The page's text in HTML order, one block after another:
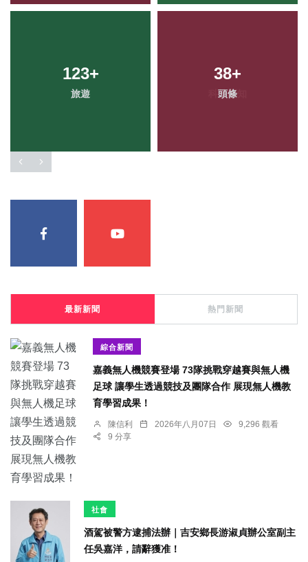
123+
旅遊
38+
頭條
最新新聞 熱門新聞
綜合新聞
嘉義無人機競賽登場 73隊挑戰穿越賽與無人機
足球 讓學生透過競技及團隊合作 展現無人機教
育學習成果！
陳信利 2026年八月07日
9,296 觀看
9 分享
社會
酒駕被警方逮捕法辦｜吉安鄉長游淑貞辦公室副主
任吳嘉洋，請辭獲准！